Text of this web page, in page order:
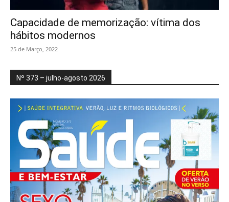
Capacidade de memorização: vítima dos
hábitos modernos
25 de Março, 2022
Nº 373 – julho-agosto 2026